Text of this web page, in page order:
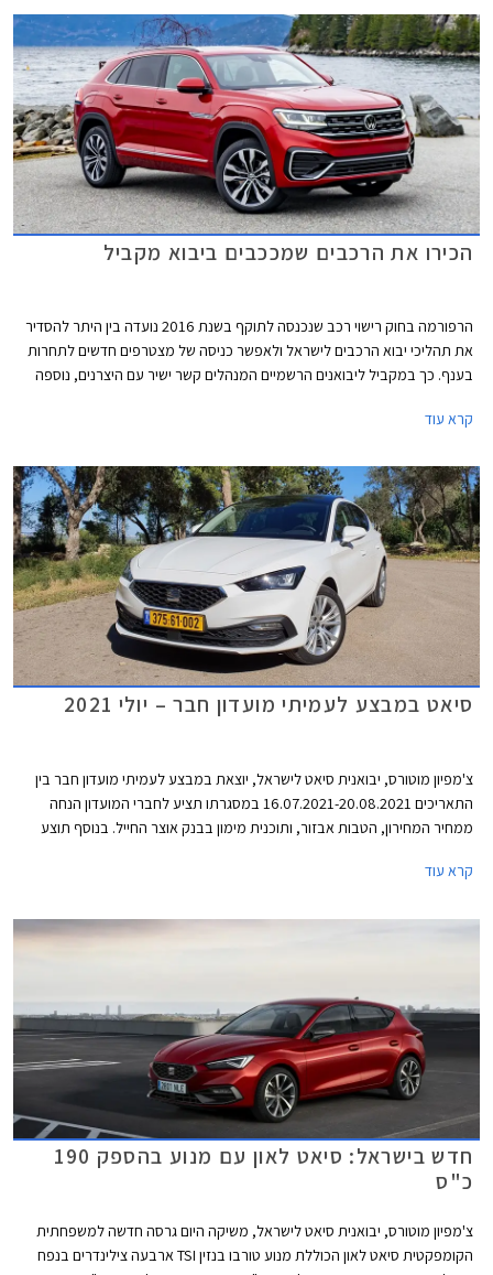
הכירו את הרכבים שמככבים ביבוא מקביל
הרפורמה בחוק רישוי רכב שנכנסה לתוקף בשנת 2016 נועדה בין היתר להסדיר
את תהליכי יבוא הרכבים לישראל ולאפשר כניסה של מצטרפים חדשים לתחרות
בענף. כך במקביל ליבואנים הרשמיים המנהלים קשר ישיר עם היצרנים, נוספה
במדינות שונות ולשווקן בישראל.
קרא עוד
סיאט במבצע לעמיתי מועדון חבר – יולי 2021
צ'מפיון מוטורס, יבואנית סיאט לישראל, יוצאת במבצע לעמיתי מועדון חבר בין
התאריכים 16.07.2021-20.08.2021 במסגרתו תציע לחברי המועדון הנחה
ממחיר המחירון, הטבות אבזור, ותוכנית מימון בבנק אוצר החייל. בנוסף תוצע
ברכישת אבזור בהתקנה מקומית.
קרא עוד
חדש בישראל: סיאט לאון עם מנוע בהספק 190
כ"ס
צ'מפיון מוטורס, יבואנית סיאט לישראל, משיקה היום גרסה חדשה למשפחתית
הקומפקטית סיאט לאון הכוללת מנוע טורבו בנזין TSI ארבעה צילינדרים בנפח